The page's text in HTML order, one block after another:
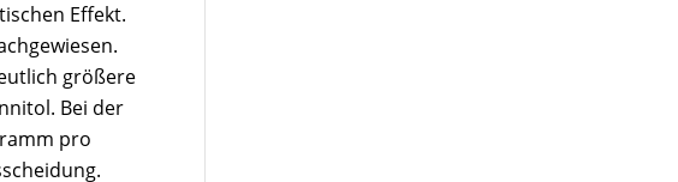
Effekt.
größere
Bei der
pro